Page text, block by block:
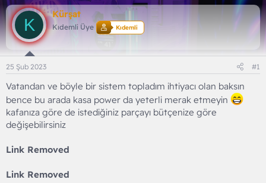
n
b
u
y
b
a
l
a
t
a
n
ş
l
a
ı
a
r
i
h
v
a
p
l
r
r
n
t
l
e
i
e
K
Kürşat
Kıdemli Üye Kıdemli
25 Şub 2023 #1
Vatandan ve böyle bir sistem topladım ihtiyacı olan baksın
bence bu arada kasa power da yeterli merak etmeyin
kafanıza göre de istediğiniz parçayı bütçenize göre
değişebilirsiniz
Link Removed
Link Removed